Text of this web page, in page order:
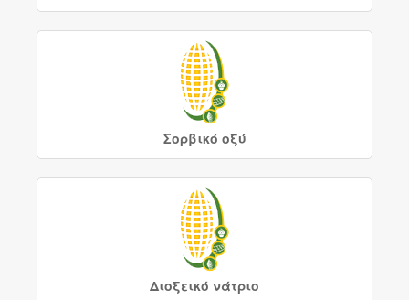
Σορβικό οξύ
Διοξεικό νάτριο